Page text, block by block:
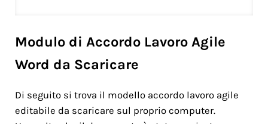
Modulo di Accordo Lavoro Agile
Word da Scaricare
Di seguito si trova il modello accordo lavoro agile
editabile da scaricare sul proprio computer.